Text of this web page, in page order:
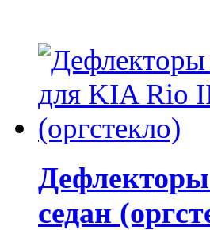
Дефлекторы
седан